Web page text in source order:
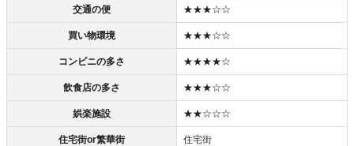
交通の便 ★★★☆☆
買い物環境 ★★★☆☆
コンビニの多さ ★★★★☆
飲食店の多さ ★★★☆☆
娯楽施設 ★★☆☆☆
住宅街or繁華街 住宅街